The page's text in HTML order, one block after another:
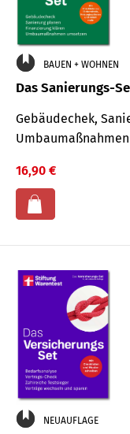
BAUEN + WOHNEN
Das Sanierungs-
Gebäudechek,
16,90 €
NEUAUFLAGE